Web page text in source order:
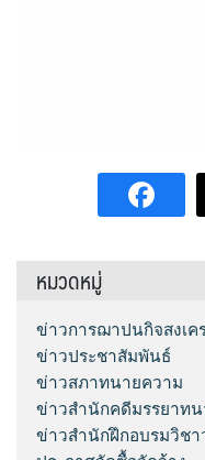
หมวดหมู่
ข่าวการฌาปนกิจสงเค
ข่าวประชาสัมพันธ์
ข่าวสภาทนายความ
ข่าวสำนักคดีมรรยาท
ข่าวสำนักฝึกอบรมวิชา